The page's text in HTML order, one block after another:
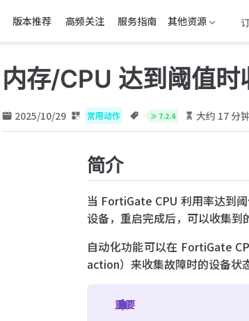
版本推荐 高频关注 服务指南 其他资源
内存/CPU 达到阈值时
2025/10/29 常用动作 ≥ 7.2.4 大约 17 分
简介
当 FortiGate CPU 利用率达到
设备，重启完成后，可以收集到
自动化功能可以在 FortiGate
action）来收集故障时的设备状
重要